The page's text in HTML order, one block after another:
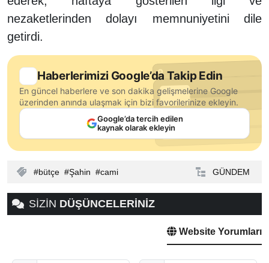
nezaketlerinden dolayı memnuniyetini dile
getirdi.
Haberlerimizi Google’da Takip Edin
En güncel haberlere ve son dakika gelişmelerine Google
üzerinden anında ulaşmak için bizi favorilerinize ekleyin.
Google’da tercih edilen
kaynak olarak ekleyin
bütçe Şahin cami GÜNDEM
SİZİN DÜŞÜNCELERİNİZ
Website Yorumları